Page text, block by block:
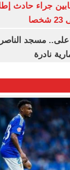
جراء حادث
على.. مسجد
نادرة